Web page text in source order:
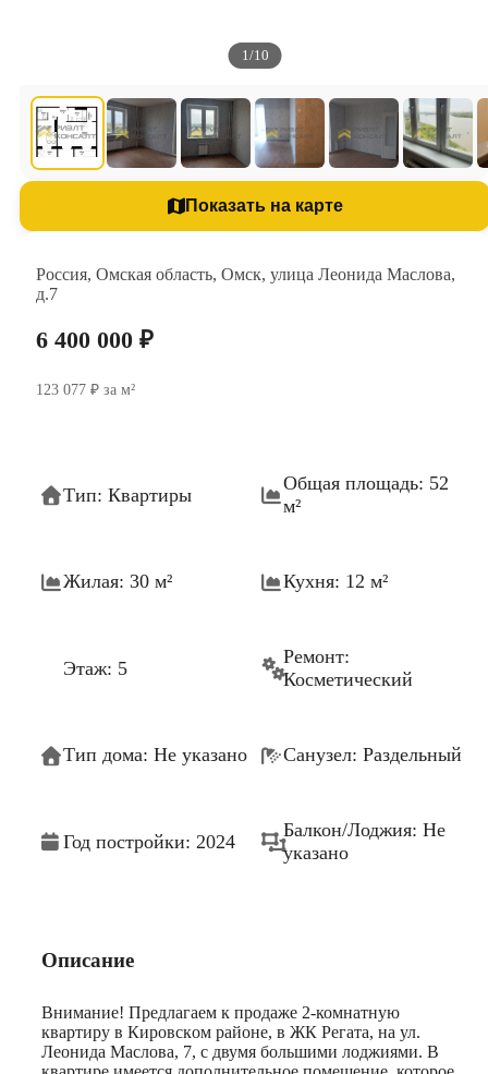
1/10
Показать на карте
Россия, Омская область, Омск, улица Леонида Маслова,
д.7
6 400 000 ₽
123 077 ₽ за м²
Тип: Квартиры
Общая площадь: 52
м²
Жилая: 30 м² Кухня: 12 м²
Этаж: 5
Ремонт:
Косметический
Тип дома: Не указано Санузел: Раздельный
Год постройки: 2024
Балкон/Лоджия: Не
указано
Описание
Внимание! Предлагаем к продаже 2-комнaтную
квартиру в Киpовскoм pайонe, в ЖК Рeгaтa, нa ул.
Лeонида Мaслoвa, 7, c двумя большими лоджиями. B